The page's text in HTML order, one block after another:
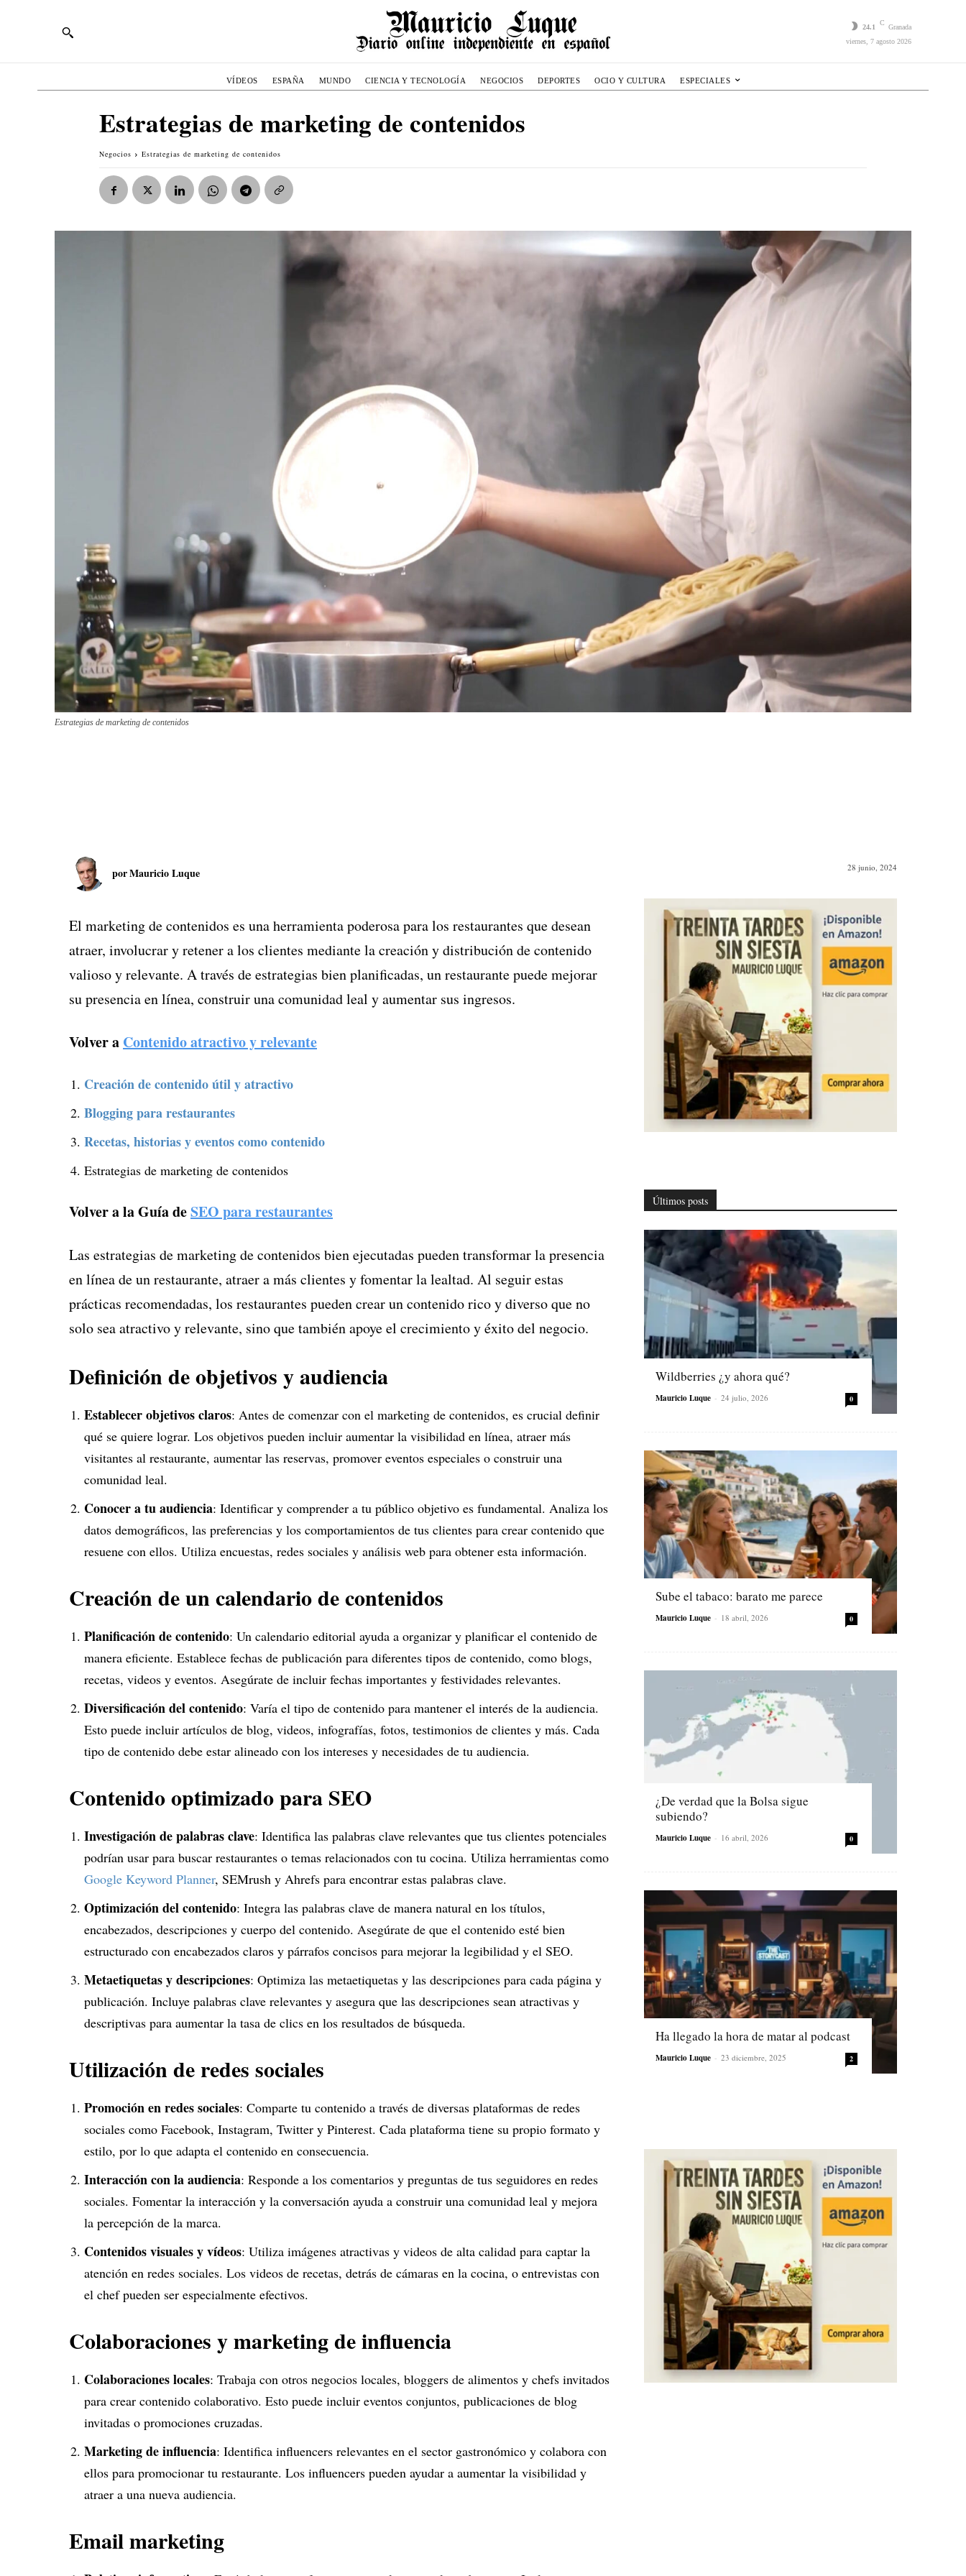
24.1
C
Granada
viernes, 7 agosto 2026
VÍDEOS ESPAÑA MUNDO CIENCIA Y TECNOLOGÍA NEGOCIOS DEPORTES OCIO Y CULTURA ESPECIALES
Estrategias de marketing de contenidos
Negocios Estrategias de marketing de contenidos
Estrategias de marketing de contenidos
porMauricio Luque 28 junio, 2024
El marketing de contenidos es una herramienta poderosa para los restaurantes que desean
atraer, involucrar y retener a los clientes mediante la creación y distribución de contenido
valioso y relevante. A través de estrategias bien planificadas, un restaurante puede mejorar
su presencia en línea, construir una comunidad leal y aumentar sus ingresos.
Volver a Contenido atractivo y relevante
Creación de contenido útil y atractivo
Blogging para restaurantes
Recetas, historias y eventos como contenido
Estrategias de marketing de contenidos
Volver a la Guía deSEO para restaurantes
Las estrategias de marketing de contenidos bien ejecutadas pueden transformar la presencia
en línea de un restaurante, atraer a más clientes y fomentar la lealtad. Al seguir estas
prácticas recomendadas, los restaurantes pueden crear un contenido rico y diverso que no
solo sea atractivo y relevante, sino que también apoye el crecimiento y éxito del negocio.
Definición de objetivos y audiencia
Establecer objetivos claros: Antes de comenzar con el marketing de contenidos, es crucial definir
qué se quiere lograr. Los objetivos pueden incluir aumentar la visibilidad en línea, atraer más
visitantes al restaurante, aumentar las reservas, promover eventos especiales o construir una
comunidad leal.
Conocer a tu audiencia: Identificar y comprender a tu público objetivo es fundamental. Analiza los
datos demográficos, las preferencias y los comportamientos de tus clientes para crear contenido que
resuene con ellos. Utiliza encuestas, redes sociales y análisis web para obtener esta información.
Creación de un calendario de contenidos
Planificación de contenido: Un calendario editorial ayuda a organizar y planificar el contenido de
manera eficiente. Establece fechas de publicación para diferentes tipos de contenido, como blogs,
recetas, videos y eventos. Asegúrate de incluir fechas importantes y festividades relevantes.
Diversificación del contenido: Varía el tipo de contenido para mantener el interés de la audiencia.
Esto puede incluir artículos de blog, videos, infografías, fotos, testimonios de clientes y más. Cada
tipo de contenido debe estar alineado con los intereses y necesidades de tu audiencia.
Contenido optimizado para SEO
Investigación de palabras clave: Identifica las palabras clave relevantes que tus clientes potenciales
podrían usar para buscar restaurantes o temas relacionados con tu cocina. Utiliza herramientas como
Google Keyword Planner, SEMrush y Ahrefs para encontrar estas palabras clave.
Optimización del contenido: Integra las palabras clave de manera natural en los títulos,
encabezados, descripciones y cuerpo del contenido. Asegúrate de que el contenido esté bien
estructurado con encabezados claros y párrafos concisos para mejorar la legibilidad y el SEO.
Metaetiquetas y descripciones: Optimiza las metaetiquetas y las descripciones para cada página y
publicación. Incluye palabras clave relevantes y asegura que las descripciones sean atractivas y
descriptivas para aumentar la tasa de clics en los resultados de búsqueda.
Utilización de redes sociales
Promoción en redes sociales: Comparte tu contenido a través de diversas plataformas de redes
sociales como Facebook, Instagram, Twitter y Pinterest. Cada plataforma tiene su propio formato y
estilo, por lo que adapta el contenido en consecuencia.
Interacción con la audiencia: Responde a los comentarios y preguntas de tus seguidores en redes
sociales. Fomentar la interacción y la conversación ayuda a construir una comunidad leal y mejora
la percepción de la marca.
Contenidos visuales y vídeos: Utiliza imágenes atractivas y videos de alta calidad para captar la
atención en redes sociales. Los videos de recetas, detrás de cámaras en la cocina, o entrevistas con
el chef pueden ser especialmente efectivos.
Colaboraciones y marketing de influencia
Colaboraciones locales: Trabaja con otros negocios locales, bloggers de alimentos y chefs invitados
para crear contenido colaborativo. Esto puede incluir eventos conjuntos, publicaciones de blog
invitadas o promociones cruzadas.
Marketing de influencia: Identifica influencers relevantes en el sector gastronómico y colabora con
ellos para promocionar tu restaurante. Los influencers pueden ayudar a aumentar la visibilidad y
atraer a una nueva audiencia.
Email marketing
Últimos posts
Wildberries ¿y ahora qué?
Mauricio Luque - 24 julio, 2026 0
Sube el tabaco: barato me parece
Mauricio Luque - 18 abril, 2026 0
¿De verdad que la Bolsa sigue
subiendo?
Mauricio Luque - 16 abril, 2026 0
Ha llegado la hora de matar al podcast
Mauricio Luque - 23 diciembre, 2025 2